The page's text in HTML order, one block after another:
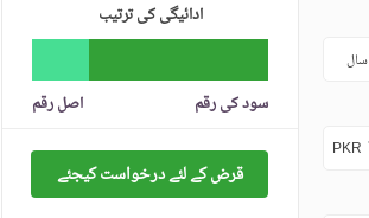
سال
PKR
ادائیگی کی ترتیب
سود کی رقم اصل رقم
قرض کے لئے درخواست کیجئے